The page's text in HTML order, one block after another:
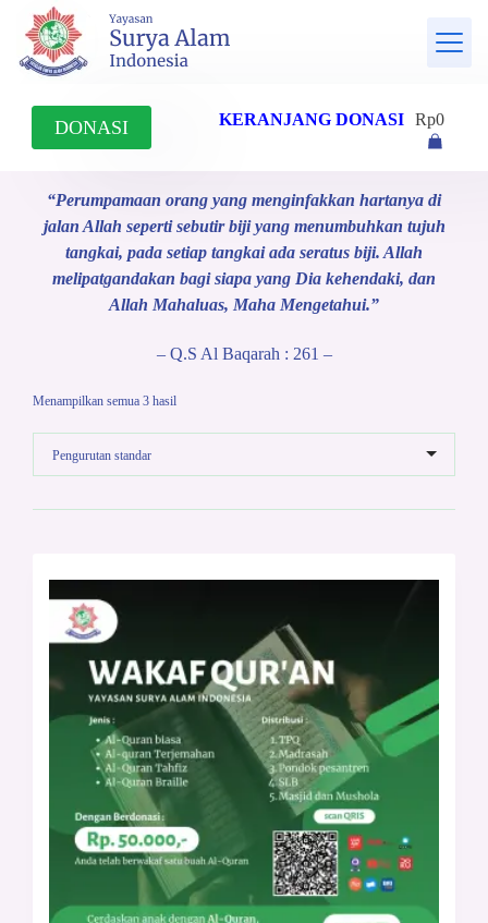
content
Yayasan
Surya
Alam
Indonesia
DONASI KERANJANG DONASI Rp0
“Perumpamaan orang yang menginfakkan hartanya di
jalan Allah seperti sebutir biji yang menumbuhkan tujuh
tangkai, pada setiap tangkai ada seratus biji. Allah
melipatgandakan bagi siapa yang Dia kehendaki, dan
Allah Mahaluas, Maha Mengetahui.”
– Q.S Al Baqarah : 261 –
Menampilkan semua 3 hasil